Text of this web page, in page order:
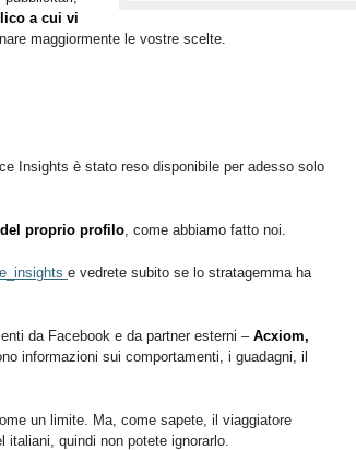
a cui vi
maggiormente le vostre scelte.
Insights è stato reso disponibile per adesso solo
del proprio profilo, come abbiamo fatto noi.
e vedrete subito se lo stratagemma ha
da Facebook e da partner esterni – Acxiom,
informazioni sui comportamenti, i guadagni, il
un limite. Ma, come sapete, il viaggiatore
italiani, quindi non potete ignorarlo.